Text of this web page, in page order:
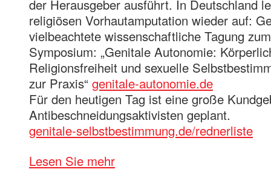
der Herausgeber ausführt. In Deutschland
religiösen Vorhautamputation wieder auf:
vielbeachtete wissenschaftliche Tagung
Symposium: „Genitale Autonomie:
Religionsfreiheit und sexuelle
zur Praxis“ genitale-autonomie.de
Für den heutigen Tag ist eine große
Antibeschneidungsaktivisten geplant.
genitale-selbstbestimmung.de/rednerliste
Lesen Sie mehr